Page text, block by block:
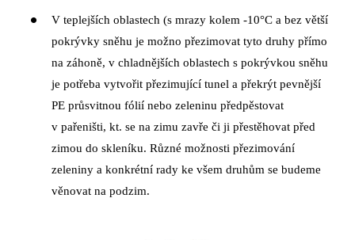
V teplejších oblastech (s mrazy kolem -10°C a bez větší
pokrývky sněhu je možno přezimovat tyto druhy přímo
na záhoně, v chladnějších oblastech s pokrývkou sněhu
je potřeba vytvořit přezimující tunel a překrýt pevnější
PE průsvitnou fólií nebo zeleninu předpěstovat
v pařeništi, kt. se na zimu zavře či ji přestěhovat před
zimou do skleníku. Různé možnosti přezimování
zeleniny a konkrétní rady ke všem druhům se budeme
věnovat na podzim.